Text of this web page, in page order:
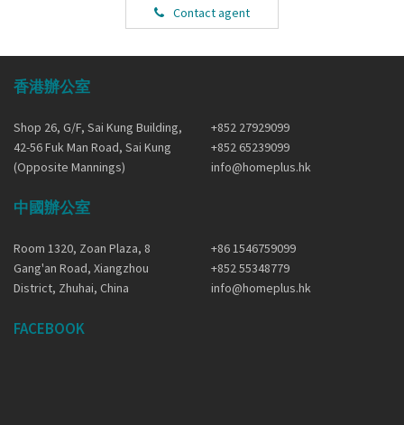
Contact agent
香港辦公室
Shop 26, G/F, Sai Kung Building,
42-56 Fuk Man Road, Sai Kung
(Opposite Mannings)
+852 27929099
+852 65239099
info@homeplus.hk
中國辦公室
Room 1320, Zoan Plaza, 8
Gang'an Road, Xiangzhou
District, Zhuhai, China
+86 1546759099
+852 55348779
info@homeplus.hk
FACEBOOK